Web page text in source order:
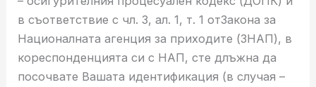
в съответствие с чл. 3, ал. 1, т. 1 отЗакона за
Националната агенция за приходите (ЗНАП), в
кореспонденцията си с НАП, сте длъжна да
посочвате Вашата идентификация (в случая –